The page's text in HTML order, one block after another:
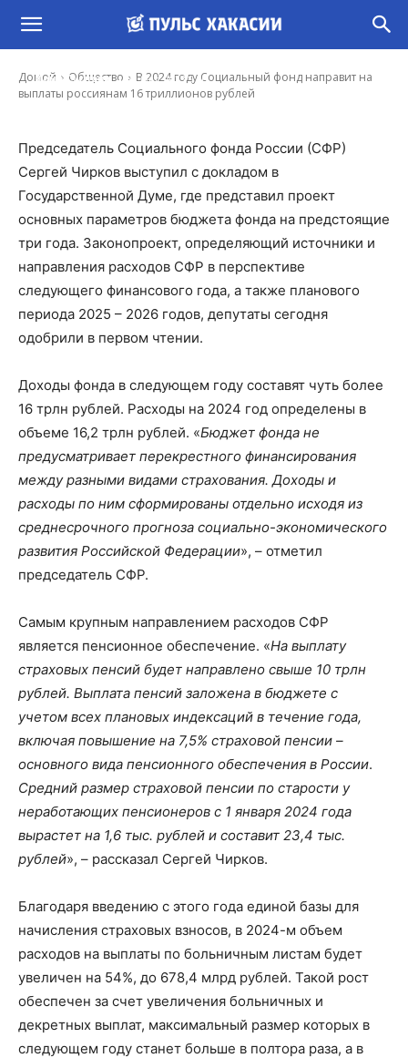
Домой Общество
В 2024 году Социальный фонд направит на
выплаты россиянам 16 триллионов рублей
В 2024 году Социальный фонд направит на
выплаты россиянам 16 триллионов рублей
Иона Суслова - 30 Окт, 2023 9:00
Председатель Социального фонда России (СФР)
Сергей Чирков выступил с докладом в
Государственной Думе, где представил проект
основных параметров бюджета фонда на предстоящие
три года. Законопроект, определяющий источники и
направления расходов СФР в перспективе
следующего финансового года, а также планового
периода 2025 – 2026 годов, депутаты сегодня
одобрили в первом чтении.
Доходы фонда в следующем году составят чуть более
16 трлн рублей. Расходы на 2024 год определены в
объеме 16,2 трлн рублей. «Бюджет фонда не
предусматривает перекрестного финансирования
между разными видами страхования. Доходы и
расходы по ним сформированы отдельно исходя из
среднесрочного прогноза социально-экономического
развития Российской Федерации», – отметил
председатель СФР.
Самым крупным направлением расходов СФР
является пенсионное обеспечение. «На выплату
страховых пенсий будет направлено свыше 10 трлн
рублей. Выплата пенсий заложена в бюджете с
учетом всех плановых индексаций в течение года,
включая повышение на 7,5% страховой пенсии –
основного вида пенсионного обеспечения в России.
Средний размер страховой пенсии по старости у
неработающих пенсионеров с 1 января 2024 года
вырастет на 1,6 тыс. рублей и составит 23,4 тыс.
рублей», – рассказал Сергей Чирков.
Благодаря введению с этого года единой базы для
начисления страховых взносов, в 2024-м объем
расходов на выплаты по больничным листам будет
увеличен на 54%, до 678,4 млрд рублей. Такой рост
обеспечен за счет увеличения больничных и
декретных выплат, максимальный размер которых в
следующем году станет больше в полтора раза, а в